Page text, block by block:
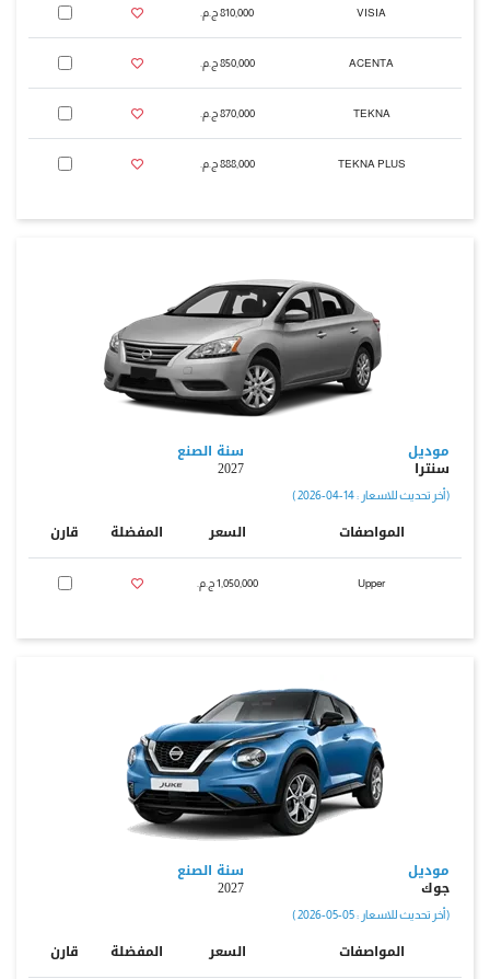
VISIA
ACENTA
TEKNA
TEKNA PLUS
810,000 ج.م.‏
850,000 ج.م.‏
870,000 ج.م.‏
888,000 ج.م.‏
موديل
سنترا
سنة الصنع
2027
( أخر تحديث للاسعار : 14-04-2026 )
المواصفات
Upper
السعر
1,050,000 ج.م.‏
المفضلة قارن
موديل
جوك
سنة الصنع
2027
( أخر تحديث للاسعار : 05-05-2026 )
المواصفات السعر المفضلة قارن